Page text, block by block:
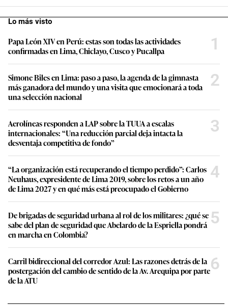
s
Lo más visto
Papa León XIV en Perú: estas son todas las actividades
confirmadas en Lima, Chiclayo, Cusco y Pucallpa
1
Simone Biles en Lima: paso a paso, la agenda de la gimnasta
más ganadora del mundo y una visita que emocionará a toda
una selección nacional
2
Aerolíneas responden a LAP sobre la TUUA a escalas
internacionales: “Una reducción parcial deja intacta la
desventaja competitiva de fondo”
3
“La organización está recuperando el tiempo perdido”: Carlos
Neuhaus, expresidente de Lima 2019, sobre los retos a un año
de Lima 2027 y en qué más está preocupado el Gobierno
4
De brigadas de seguridad urbana al rol de los militares: ¿qué se
sabe del plan de seguridad que Abelardo de la Espriella pondrá
en marcha en Colombia?
5
Carril bidireccional del corredor Azul: Las razones detrás de la
postergación del cambio de sentido de la Av. Arequipa por parte
de la ATU
6